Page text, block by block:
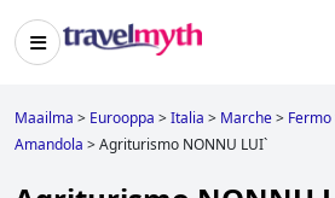
Maailma > Eurooppa >Italia > Marche> Fermo
Amandola >Agriturismo NONNU LUI`